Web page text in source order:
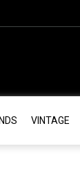
VINTAGE